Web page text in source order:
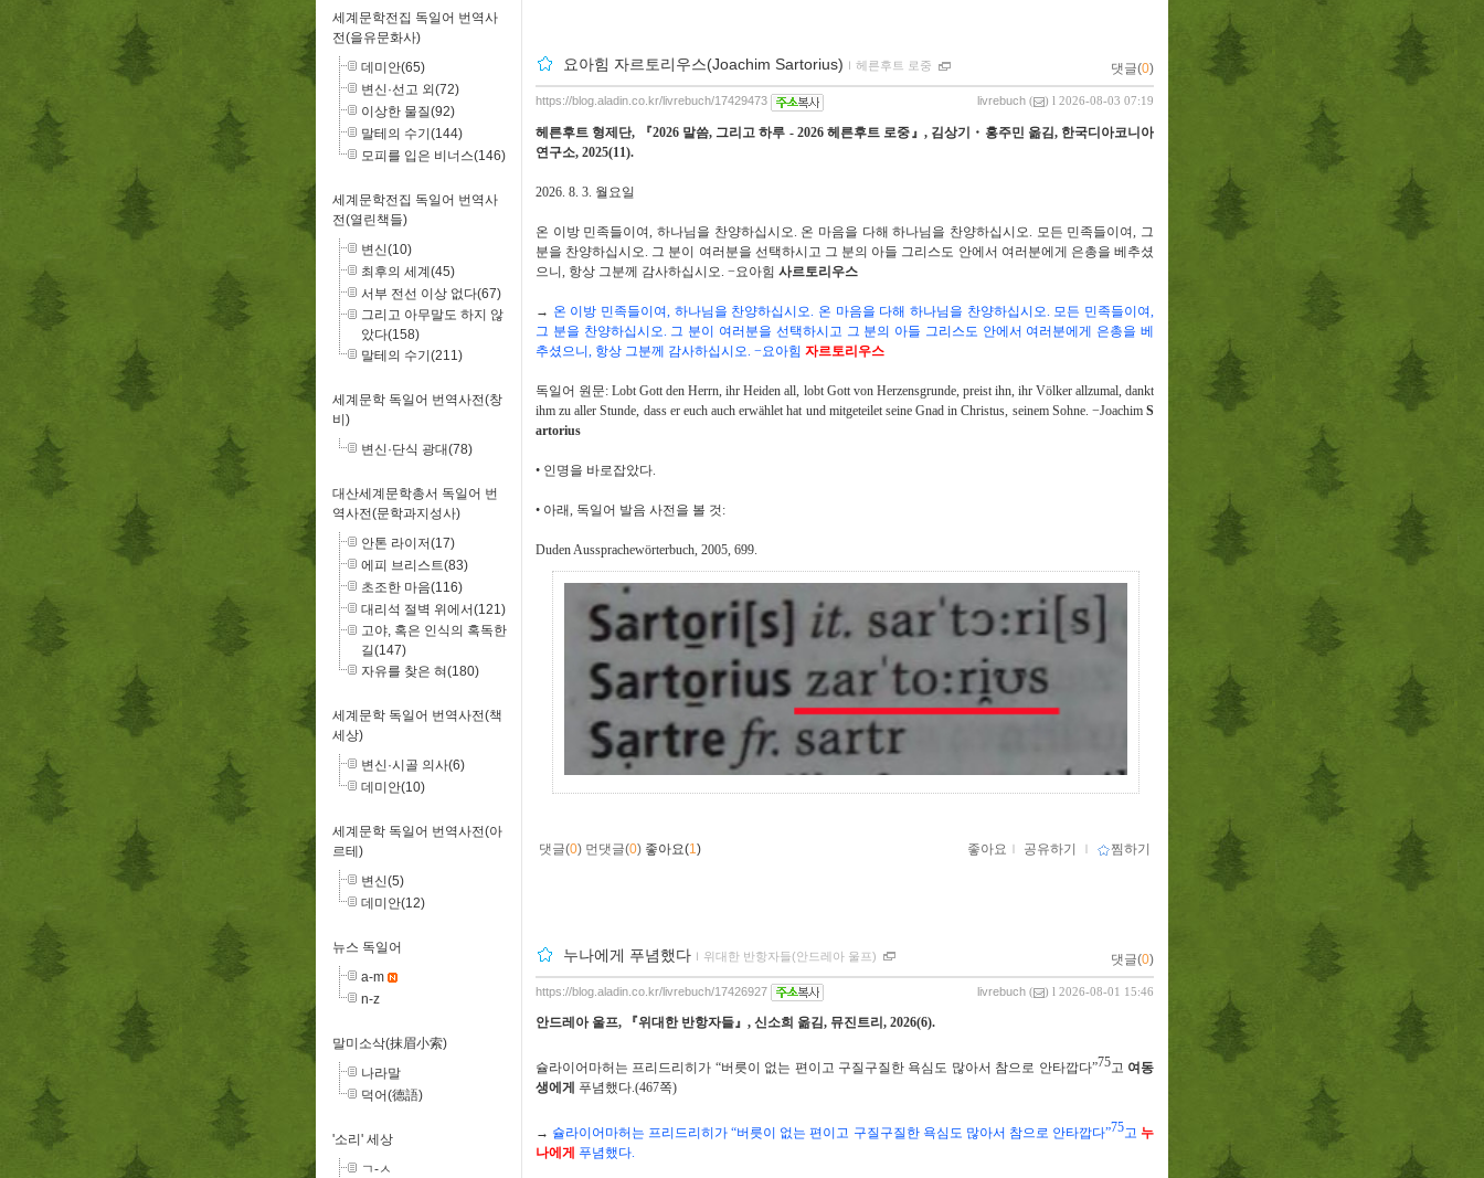
세계문학전집 독일어 번역사
전(을유문화사)
데미안(65)
변신·선고 외(72)
이상한 물질(92)
말테의 수기(144)
모피를 입은 비너스(146)
세계문학전집 독일어 번역사
전(열린책들)
변신(10)
최후의 세계(45)
서부 전선 이상 없다(67)
그리고 아무말도 하지 않
았다(158)
말테의 수기(211)
세계문학 독일어 번역사전(창
비)
변신·단식 광대(78)
대산세계문학총서 독일어 번
역사전(문학과지성사)
안톤 라이저(17)
에피 브리스트(83)
초조한 마음(116)
대리석 절벽 위에서(121)
고야, 혹은 인식의 혹독한
길(147)
자유를 찾은 혀(180)
세계문학 독일어 번역사전(책
세상)
변신·시골 의사(6)
데미안(10)
세계문학 독일어 번역사전(아
르테)
변신(5)
데미안(12)
뉴스 독일어
a-m
n-z
말미소삭(抹眉小索)
나라말
덕어(德語)
'소리' 세상
ㄱ-ㅅ
요아힘 자르토리우스(Joachim Sartorius) ｌ 헤른후트 로중 댓글(0)
livrebuch ( ) l 2026-08-03 07:19
https://blog.aladin.co.kr/livrebuch/17429473
헤른후트 형제단, 『2026 말씀, 그리고 하루 - 2026헤른후트 로중』 , 김상기 ・ 홍주민 옮김, 한국디아코니아
연구소, 2025(11).
2026. 8. 3. 월요일
온 이방 민족들이여,하나님을 찬양하십시오. 온 마음을 다해 하나님을 찬양하십시오. 모든 민족들이여, 그
분을 찬양하십시오. 그 분이 여러분을 선택하시고 그 분의 아들 그리스도 안에서 여러분에게 은총을 베추셨
으니 , 항상 그분께 감사하십시오. −요아힘 사르토리우스
→ 온 이방 민족들이여, 하나님을 찬양하십시오. 온 마음을 다해 하나님을 찬양하십시오. 모든 민족들이여,
그 분을 찬양하십시오. 그 분이 여러분을 선택하시고 그 분의 아들 그리스도 안에서 여러분에게 은총을 베
추셨으니 , 항상 그분께 감사하십시오. −요아힘 자르토리우스
독일어 원문: Lobt Gott den Herrn, ihr Heiden all, lobt Gott von Herzensgrunde, preist ihn, ihr Völker allzumal, dankt
ihm zu aller Stunde, dass er euch auch erwählet hat und mitgeteilet seine Gnad in Christus, seinem Sohne. −JoachimS
artorius
• 인명을 바로잡았다.
• 아래, 독일어 발음 사전을 볼 것:
Duden Aussprachewörterbuch, 2005, 699.
댓글(0) 먼댓글(0) 좋아요(1) 좋아요 ｌ 공유하기 ｌ 찜하기
누나에게 푸념했다 ｌ 위대한 반항자들(안드레아 울프) 댓글(0)
livrebuch ( ) l 2026-08-01 15:46
https://blog.aladin.co.kr/livrebuch/17426927
안드레아 울프, 『위대한 반항자들』 , 신소희 옮김, 뮤진트리 , 2026(6).
슐라이어마허는 프리드리히가 “버릇이 없는 편이고 구질구질한 욕심도 많아서 참으로 안타깝다”75고 여동
생에게
푸념했다.(467쪽)
→ 슐라이어마허는 프리드리히가“버릇이 없는 편이고 구질구질한 욕심도 많아서 참으로 안타깝다”75고 누
나에게 푸념했다.